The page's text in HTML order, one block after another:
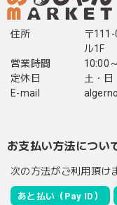
住所
〒
ル1F
営業時間
10:00
定休日
土・日
E-mail
お支払い方法につい
次の方法がご利用頂け
あと払い（Pay ID）